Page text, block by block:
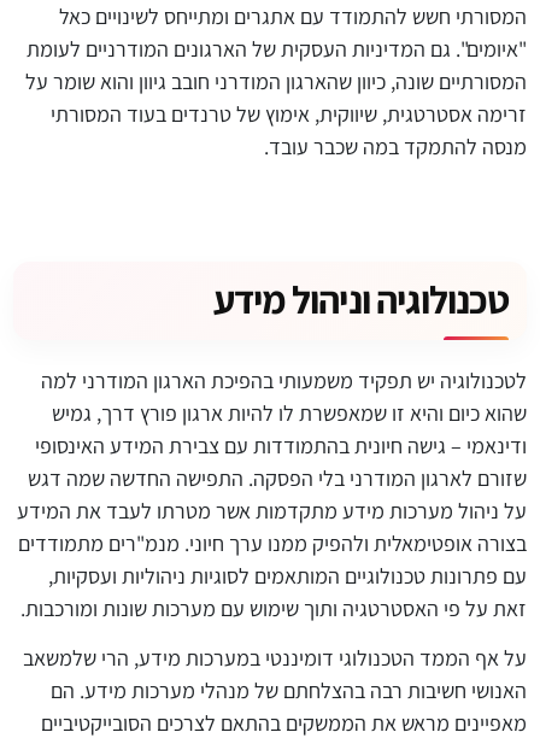
המסורתי חשש להתמודד עם אתגרים ומתייחס לשינויים כאל
"איומים". גם המדיניות העסקית של הארגונים המודרניים לעומת
המסורתיים שונה, כיוון שהארגון המודרני חובב גיוון והוא שומר על
זרימה אסטרטגית, שיווקית, אימוץ של טרנדים בעוד המסורתי
מנסה להתמקד במה שכבר עובד.
טכנולוגיה וניהול מידע
לטכנולוגיה יש תפקיד משמעותי בהפיכת הארגון המודרני למה
שהוא כיום והיא זו שמאפשרת לו להיות ארגון פורץ דרך, גמיש
ודינאמי – גישה חיונית בהתמודדות עם צבירת המידע האינסופי
שזורם לארגון המודרני בלי הפסקה. התפישה החדשה שמה דגש
על ניהול מערכות מידע מתקדמות אשר מטרתו לעבד את המידע
בצורה אופטימאלית ולהפיק ממנו ערך חיוני. מנמ"רים מתמודדים
עם פתרונות טכנולוגיים המותאמים לסוגיות ניהוליות ועסקיות,
זאת על פי האסטרטגיה ותוך שימוש עם מערכות שונות ומורכבות.
על אף הממד הטכנולוגי דומיננטי במערכות מידע, הרי שלמשאב
האנושי חשיבות רבה בהצלחתם של מנהלי מערכות מידע. הם
מאפיינים מראש את הממשקים בהתאם לצרכים הסובייקטיביים